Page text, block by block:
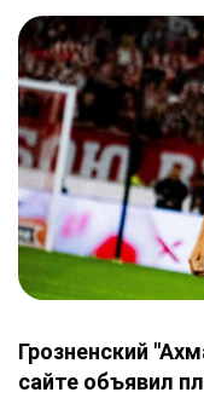
Грозненский
сайте объявил